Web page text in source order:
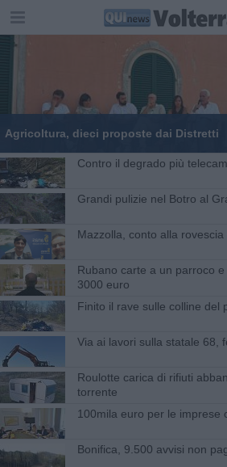
Agricoltura, dieci proposte dai Distretti
Contro il degrado più
Grandi pulizie nel Botro al
Mazzolla, conto alla
Rubano carte a un parroco
3000 euro
Finito il rave sulle colline del
Via ai lavori sulla statale 68,
Roulotte carica di rifiuti
torrente
100mila euro per le imprese
Bonifica, 9.500 avvisi non